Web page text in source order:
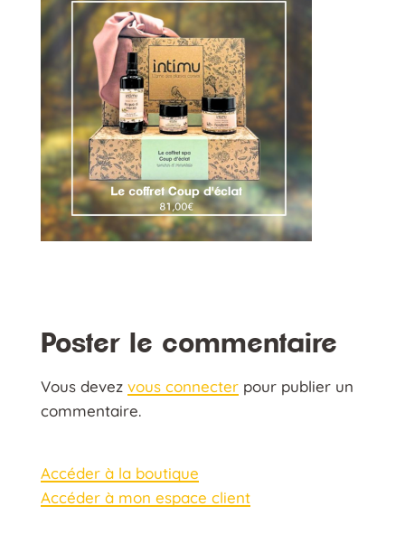
Poster le commentaire
Vous devez vous connecterpour publier un
commentaire.
Accéder à la boutique
Accéder à mon espace client